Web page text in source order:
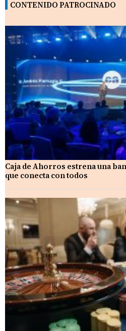
CONTENIDO PATROCINADO
Caja de Ahorros estrena una
que conecta con todos